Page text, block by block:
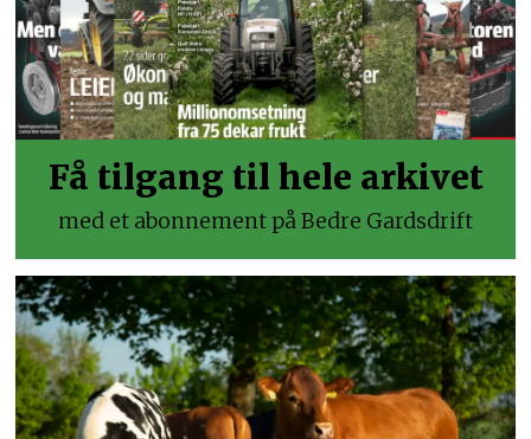
Få tilgang til hele arkivet
med et abonnement på Bedre Gardsdrift